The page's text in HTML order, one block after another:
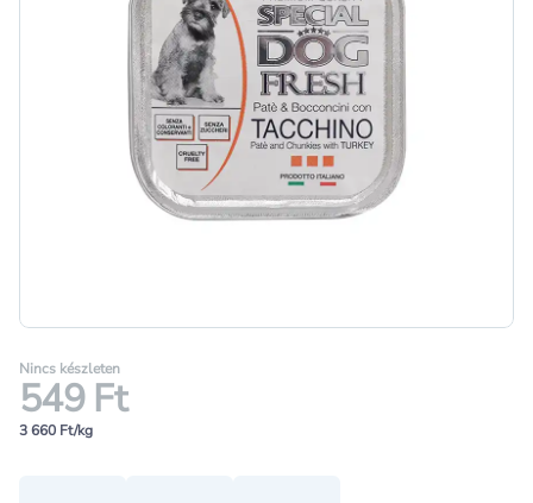
Nincs készleten
549 Ft
3 660 Ft/kg